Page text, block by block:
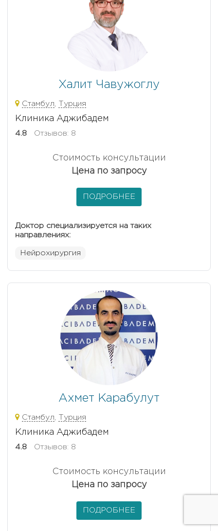
Халит Чавужоглу
Стамбул, Турция
Клиника Аджибадем
4.8 Отзывов: 8
Стоимость консультации
Цена по запросу
ПОДРОБНЕЕ
Доктор специализируется на таких
направлениях:
Нейрохирургия
Ахмет Карабулут
Стамбул, Турция
Клиника Аджибадем
4.8 Отзывов: 8
Стоимость консультации
Цена по запросу
ПОДРОБНЕЕ